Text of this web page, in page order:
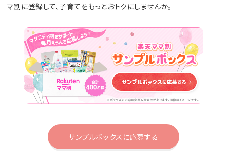
マ割に登録して、子育てをもっとおトクにしませんか。
サンプルボックスに応募する